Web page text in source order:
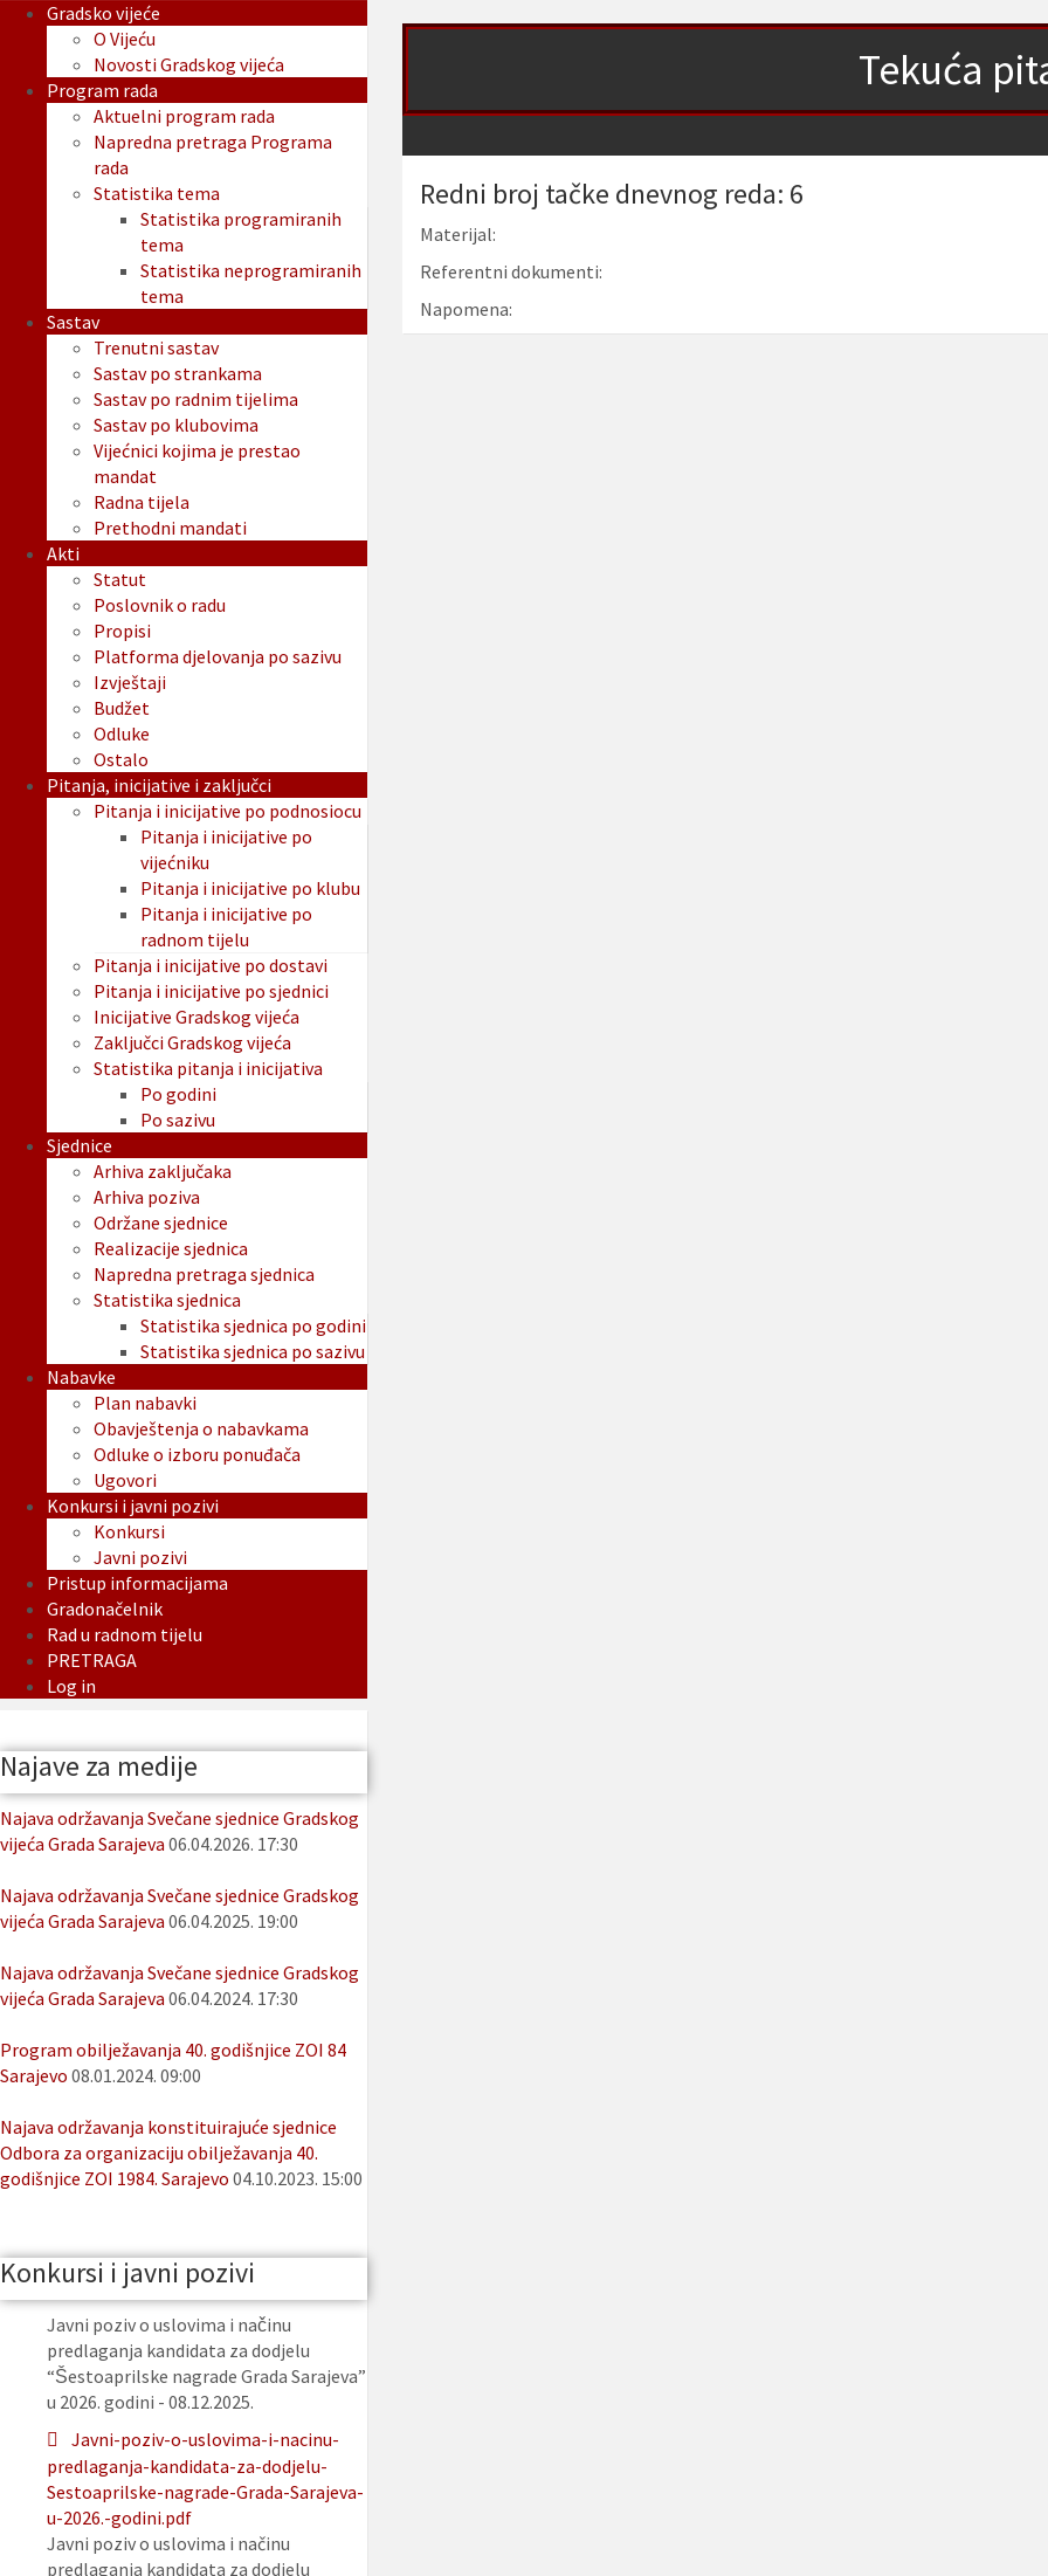
Tekuća
Redni broj tačke dnevnog reda: 6
Materijal:
Referentni dokumenti:
Napomena:
Gradsko vijeće
O Vijeću
Novosti Gradskog vijeća
Program rada
Aktuelni program rada
Napredna pretraga Programa
rada
Statistika tema
Statistika programiranih
tema
Statistika neprogramiranih
tema
Sastav
Trenutni sastav
Sastav po strankama
Sastav po radnim tijelima
Sastav po klubovima
Vijećnici kojima je prestao
mandat
Radna tijela
Prethodni mandati
Akti
Statut
Poslovnik o radu
Propisi
Platforma djelovanja po sazivu
Izvještaji
Budžet
Odluke
Ostalo
Pitanja, inicijative i zaključci
Pitanja i inicijative po podnosiocu
Pitanja i inicijative po
vijećniku
Pitanja i inicijative po klubu
Pitanja i inicijative po
radnom tijelu
Pitanja i inicijative po dostavi
Pitanja i inicijative po sjednici
Inicijative Gradskog vijeća
Zaključci Gradskog vijeća
Statistika pitanja i inicijativa
Po godini
Po sazivu
Sjednice
Arhiva zaključaka
Arhiva poziva
Održane sjednice
Realizacije sjednica
Napredna pretraga sjednica
Statistika sjednica
Statistika sjednica po godini
Statistika sjednica po sazivu
Nabavke
Plan nabavki
Obavještenja o nabavkama
Odluke o izboru ponuđača
Ugovori
Konkursi i javni pozivi
Konkursi
Javni pozivi
Pristup informacijama
Gradonačelnik
Rad u radnom tijelu
PRETRAGA
Log in
Najave za medije
Najava održavanja Svečane sjednice Gradskog
vijeća Grada Sarajeva 06.04.2026. 17:30
Najava održavanja Svečane sjednice Gradskog
vijeća Grada Sarajeva 06.04.2025. 19:00
Najava održavanja Svečane sjednice Gradskog
vijeća Grada Sarajeva 06.04.2024. 17:30
Program obilježavanja 40. godišnjice ZOI 84
Sarajevo 08.01.2024. 09:00
Najava održavanja konstituirajuće sjednice
Odbora za organizaciju obilježavanja 40.
godišnjice ZOI 1984. Sarajevo 04.10.2023. 15:00
Konkursi i javni pozivi
Javni poziv o uslovima i načinu
predlaganja kandidata za dodjelu
“Šestoaprilske nagrade Grada Sarajeva”
u 2026. godini - 08.12.2025.
Javni-poziv-o-uslovima-i-nacinu-
predlaganja-kandidata-za-dodjelu-
Sestoaprilske-nagrade-Grada-Sarajeva-
u-2026.-godini.pdf
Javni poziv o uslovima i načinu
predlaganja kandidata za dodjelu